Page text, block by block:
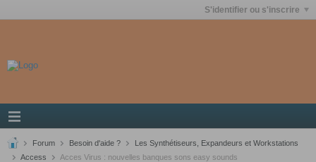
S'identifier ou s'inscrire
Forum Besoin d'aide ?
Les Synthétiseurs, Expandeurs et Workstations
Access
Acces Virus : nouvelles banques sons easy sounds